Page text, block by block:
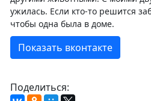
ужилась. Если кто-то решится
чтобы одна была в доме.
Показать вконтакте
Поделиться: